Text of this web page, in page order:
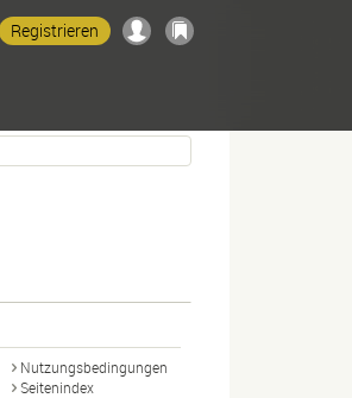
Registrieren
Nutzungsbedingungen
Seitenindex